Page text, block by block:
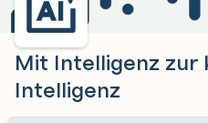
Mit Intelligenz zur
Intelligenz